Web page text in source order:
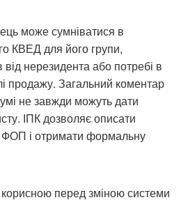
може сумніватися в
КВЕД для його групи,
нерезидента або потребі в
продажу. Загальний коментар
не завжди можуть дати
ІПК дозволяє описати
ФОП і отримати формальну
корисною перед зміною системи